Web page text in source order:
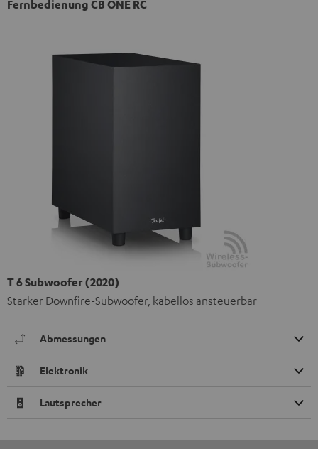
Fernbedienung CB ONE RC
T 6 Subwoofer (2020)
Starker Downfire-Subwoofer, kabellos ansteuerbar
Abmessungen
Elektronik
Lautsprecher